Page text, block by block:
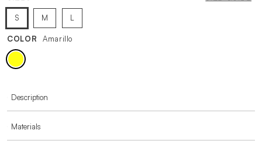
S M L
COLOR Amarillo
Description
Materials